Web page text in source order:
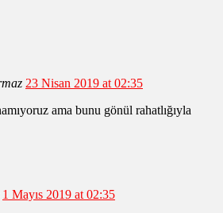
23 Nisan 2019 at 02:35
ama bunu gönül rahatlığıyla
1 Mayıs 2019 at 02:35